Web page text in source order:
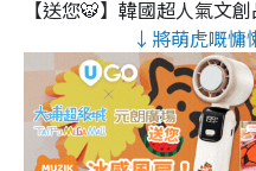
【送您🐯】韓國超人氣文
↓將萌虎嘅慵